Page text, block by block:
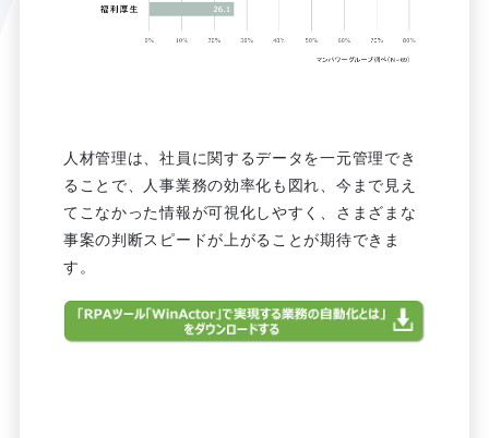
人材管理は、社員に関するデータを一元管理でき
ることで、人事業務の効率化も図れ、今まで見え
てこなかった情報が可視化しやすく、さまざまな
事案の判断スピードが上がることが期待できま
す。